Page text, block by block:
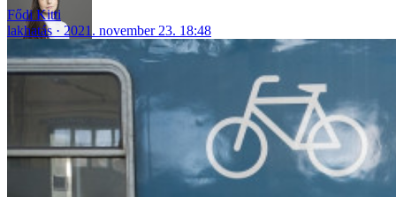
Fődi Kitti
lakhatás
2021. november 23. 18:48